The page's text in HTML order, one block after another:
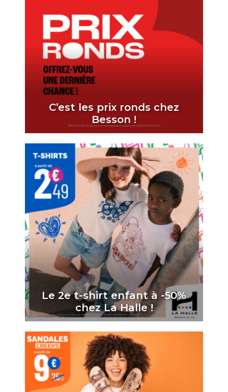
C’est les prix ronds chez
Besson !
Le 2e t-shirt enfant à -50%
chez La Halle !